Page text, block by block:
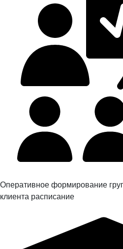
Оперативное формирование
клиента расписание